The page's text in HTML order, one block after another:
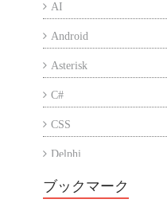
AI
Android
Asterisk
C#
CSS
Delphi
Eccube
ブックマーク